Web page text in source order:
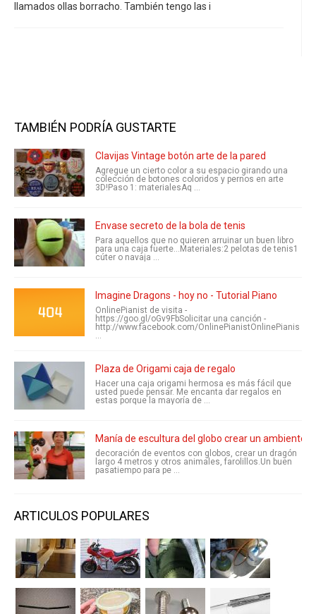
llamados ollas borracho. También tengo las i
TAMBIÉN PODRÍA GUSTARTE
Clavijas Vintage botón arte de la pared
Agregue un cierto color a su espacio girando una
colección de botones coloridos y pernos en arte
3D!Paso 1: materialesAq ...
Envase secreto de la bola de tenis
Para aquellos que no quieren arruinar un buen libro
para una caja fuerte...Materiales:2 pelotas de tenis1
cúter o navaja ...
Imagine Dragons - hoy no - Tutorial Piano
OnlinePianist de visita -
https://goo.gl/oGv9FbSolicitar una canción -
http://www.facebook.com/OnlinePianistOnlinePianis
...
Plaza de Origami caja de regalo
Hacer una caja origami hermosa es más fácil que
usted puede pensar. Me encanta dar regalos en
estas porque la mayoría de ...
Manía de escultura del globo crear un ambiente
decoración de eventos con globos, crear un dragón
largo 4 metros y otros animales, farolillos.Un buen
pasatiempo para pe ...
ARTICULOS POPULARES